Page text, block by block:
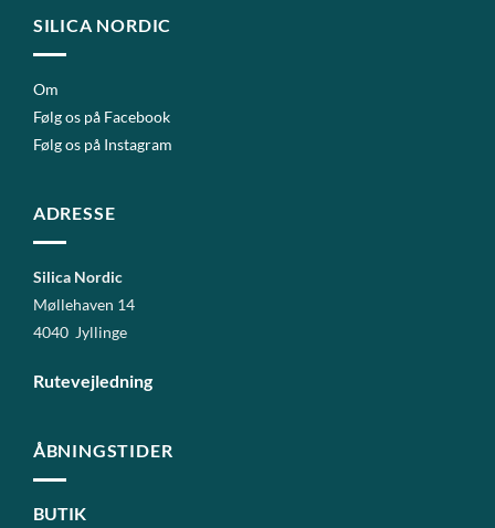
SILICA NORDIC
Om
Følg os på Facebook
Følg os på Instagram
ADRESSE
Silica Nordic
Møllehaven 14
4040 Jyllinge
Rutevejledning
ÅBNINGSTIDER
BUTIK